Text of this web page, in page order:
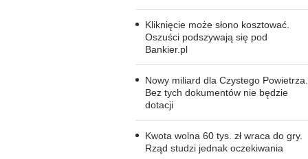
Kliknięcie może słono kosztować.
Oszuści podszywają się pod
Bankier.pl
Nowy miliard dla Czystego Powietrza.
Bez tych dokumentów nie będzie
dotacji
Kwota wolna 60 tys. zł wraca do gry.
Rząd studzi jednak oczekiwania